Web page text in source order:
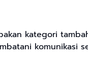
kategori
komunikasi